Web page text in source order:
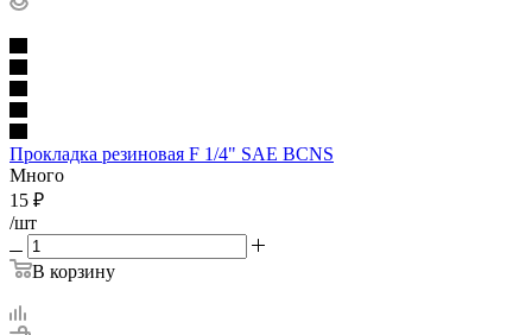
Прокладка резиновая F 1/4" SAE BCNS
Много
15 ₽
/шт
В корзину